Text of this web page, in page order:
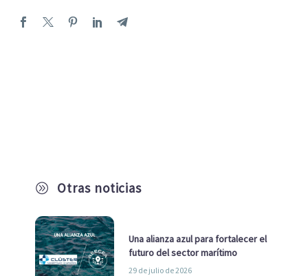
A Otras noticias
Una alianza azul para fortalecer el
futuro del sector marítimo
29 de julio de 2026